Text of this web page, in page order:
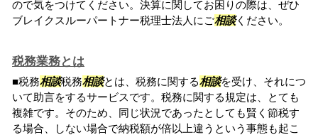
ので気をつけてください。決算に関してお困りの際は、ぜひ
ブレイクスルーパートナー税理士法人にご相談ください。
税務業務とは
■税務相談税務相談とは、税務に関する相談を受け、それにつ
いて助言をするサービスです。税務に関する規定は、とても
複雑です。そのため、同じ状況であったとしても賢く節税す
る場合、しない場合で納税額が倍以上違うという事態も起こ